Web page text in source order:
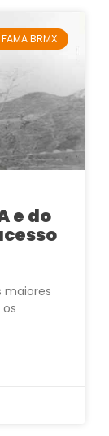
BRMX
e do
maiores